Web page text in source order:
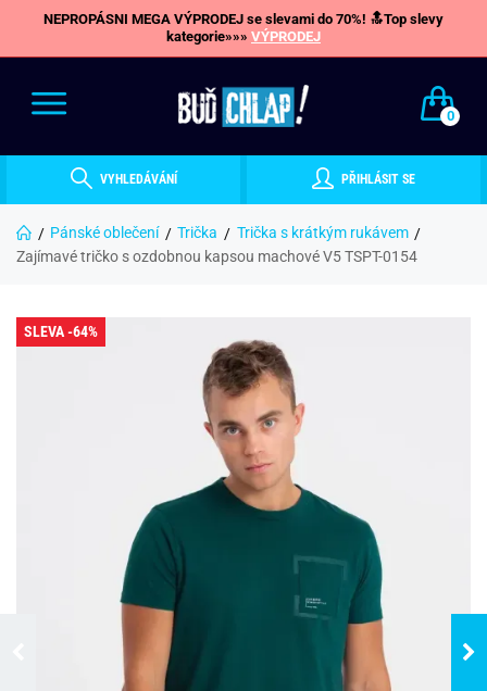
NEPROPÁSNI MEGA VÝPRODEJ se slevami do 70%! 🔝Top slevy
kategorie»»» VÝPRODEJ
0
VYHLEDÁVÁNÍ PŘIHLÁSIT SE
Pánské oblečení Trička
Trička s krátkým rukávem
Zajímavé tričko s ozdobnou kapsou machové V5 TSPT-0154
SLEVA -64%